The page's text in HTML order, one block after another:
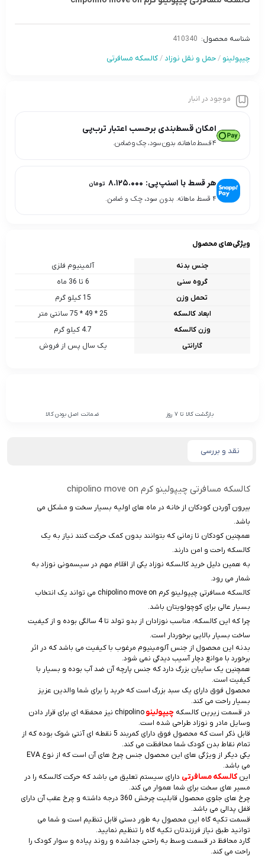
شناسه محصول: 410340
چیپولینو /حمل و نقل نوزاد /کالسکه مسافرتی
موجود در انبار
امکان قسط‌بندی برحسب اعتبار ترب‌پی
۴ قسط ماهانه. بدون سود، چک و ضامن.
هر قسط با اسنپ‌پی: ۸.۱۲۵.۰۰۰ تومان
۴ قسط ماهانه. بدون سود، چک و ضامن.
ویژگی‌های محصول
جنس بدنه
آلمینیوم فلزی
گروه سنی
6 تا 36 ماه
تحمل وزن
15 کیلو گرم
ابعاد کالسکه
25 * 49 * 75 سانتی متر
وزن کالسکه
4.7 کیلو گرم
گارانتی
یک سال پس از فروش
بازگشت کالا تا 7 روز ضمانت اصل بودن کالا
نقد و بررسی
کالسکه مسافرتی چیپولینو کرم chipolino move on
بیرون آوردن کودکان از خانه در ماه های اولیه بسیار سخت و مشکل می
باشد.
همچنین کودکان تا زمانی که بتوانند بدون کمک حرکت کنند نیاز به یک
کالسکه راحت و امن دارند.
به همین دلیل خرید کالسکه نوزاد یکی از اقلام مهم در سیسمونی نوزاد به
شمار می رود.
کالسکه مسافرتی چیپولینو کرم chipolino move on می تواند یک انتخاب
بسیار عالی برای کوچولویتان باشد.
چرا که این کالسکه، مناسب نوزادان از بدو تولد تا 4 سالگی بوده و از کیفیت
ساخت بسیار بالایی برخوردار است.
بدنه این محصول از جنس آلومینیوم مرغوب با کیفیت می باشد که در اثر
برخورد با موانع دچار آسیب دیدگی نمی شود.
همچنین یک سایبان بزرگ دارد که جنس پارچه آن ضد آب بوده و بسیار با
کیفیت است.
محصول فوق دارای یک سبد بزرگ است که خرید را برای شما والدین عزیز
بسیار راحت می کند.
در قسمت زیرین کالسکه چیپولینو
chipolino نیز محفظه ای برای قرار دادن
وسایل مادر و نوزاد طراحی شده است.
قابل ذکر است که محصول فوق دارای کمربند 5 نقطه ای آنتی شوک بوده که از
تمام نقاط بدن کودک شما محافظت می کند.
یکی دیگر از ویژگی های این محصول جنس چرخ های آن است که از نوع EVA
می باشد.
اینکالسکه مسافرتی دارای سیستم تعلیق می باشد که حرکت کالسکه را در
مسیر های سخت برای شما هموار می کند.
چرخ های جلوی محصول قابلیت چرخش 360 درجه داشته و چرخ عقب آن دارای
قفل پدالی می باشد.
قسمت تکیه گاه این محصول به طور دستی قابل تنظیم است و شما می
توانید طبق نیاز فرزندتان تکیه گاه را تنظیم نمایید.
گارد محافظ در قسمت وسط به راحتی جداشده و روند پیاده و سوار کودک را
راحت می کند.